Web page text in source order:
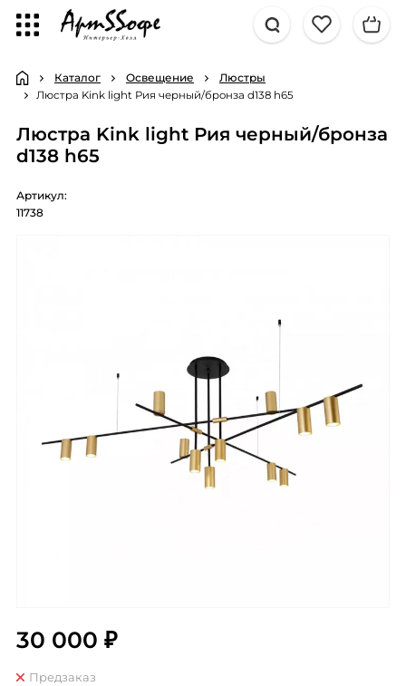
Каталог Освещение Люстры
Люстра Kink light Рия черный/бронза d138 h65
Люстра Kink light Рия черный/бронза
d138 h65
Артикул:
11738
30 000 ₽
Предзаказ